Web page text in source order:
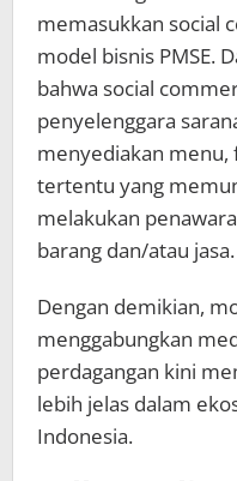
memasukkan social
model bisnis PMSE.
bahwa social
penyelenggara
menyediakan menu,
tertentu yang
melakukan
barang dan/atau jasa.
Dengan demikian,
menggabungkan
perdagangan kini
lebih jelas dalam
Indonesia.